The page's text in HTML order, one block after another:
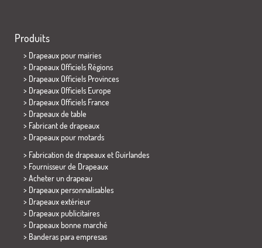
Produits
> Drapeaux pour mairies
> Drapeaux Officiels Régions
> Drapeaux Officiels Provinces
> Drapeaux Officiels Europe
> Drapeaux Officiels France
> Drapeaux de table
> Fabricant de drapeaux
> Drapeaux pour motards
> Fabrication de drapeaux et Guirlandes
> Fournisseur de Drapeaux
> Acheter un drapeau
> Drapeaux personnalisables
> Drapeaux extérieur
> Drapeaux publicitaires
> Drapeaux bonne marché
> Banderas para empresas